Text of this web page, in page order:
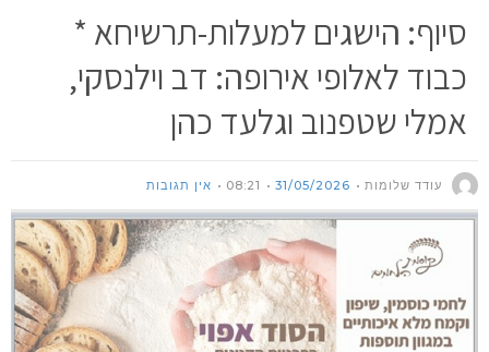
סיוף: הישגים למעלות-תרשיחא *
כבוד לאלופי אירופה: דב וילנסקי,
אמלי שטפנוב וגלעד כהן
עודד שלומות 31/05/2026
08:21 אין תגובות